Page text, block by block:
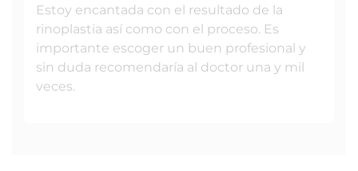
Estoy encantada con el resultado de la
rinoplastia así como con el proceso. Es
importante escoger un buen profesional y
sin duda recomendaría al doctor una y mil
veces.